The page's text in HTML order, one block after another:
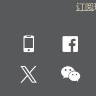
订阅
Mobile
Twitter